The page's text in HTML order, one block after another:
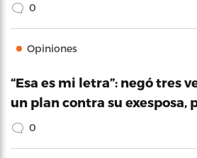
0
Opiniones
“Esa es mi letra”: negó tres
un plan contra su exesposa,
0